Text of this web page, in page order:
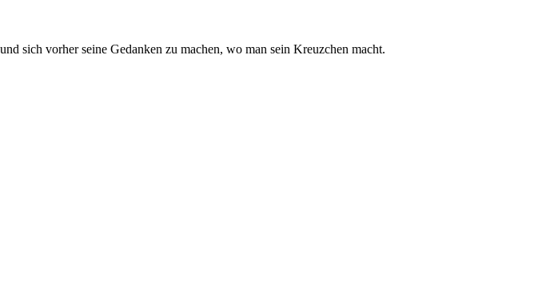
sich vorher seine Gedanken zu machen, wo man sein Kreuzchen macht.